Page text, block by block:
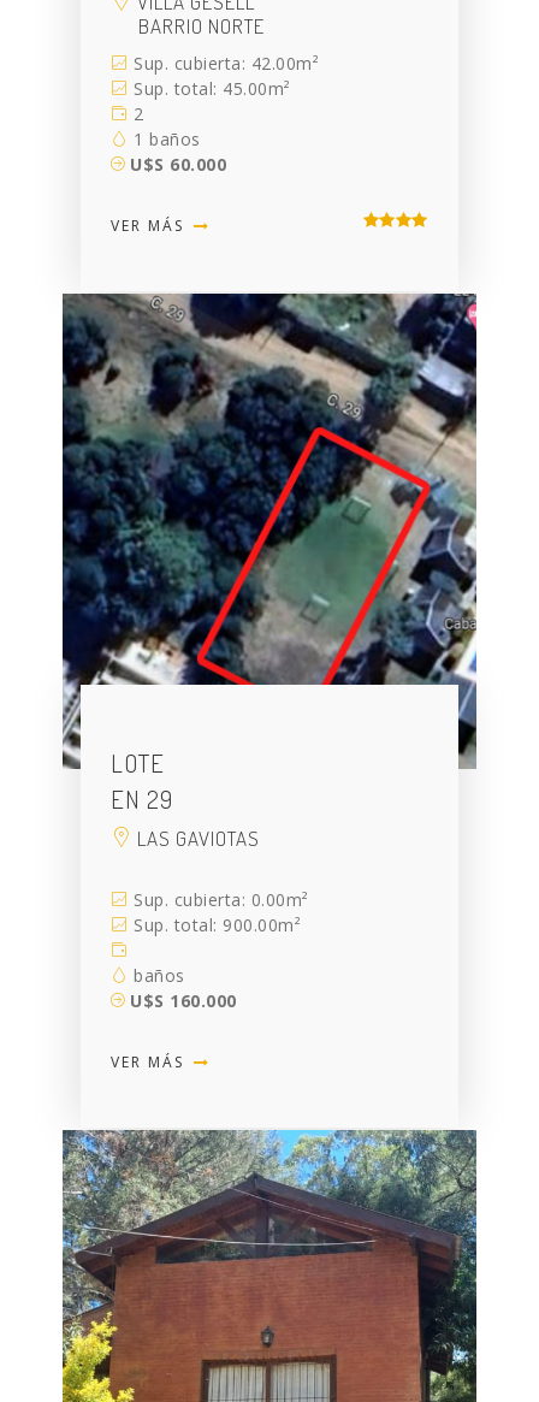
BARRIO NORTE
Sup. cubierta: 42.00m²
Sup. total: 45.00m²
2
1 baños
U$S 60.000
VER MÁS
LOTE
EN 29
LAS GAVIOTAS
Sup. cubierta: 0.00m²
Sup. total: 900.00m²
baños
U$S 160.000
VER MÁS